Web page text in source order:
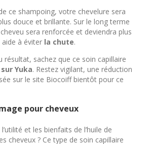
ce shampoing, votre chevelure sera
douce et brillante. Sur le long terme
sera renforcée et deviendra plus
à éviter la chute.
résultat, sachez que ce soin capillaire
Yuka. Restez vigilant, une réduction
sur le site Biocoiff bientôt pour ce
pour cheveux
et les bienfaits de l’huile de
cheveux ? Ce type de soin capillaire